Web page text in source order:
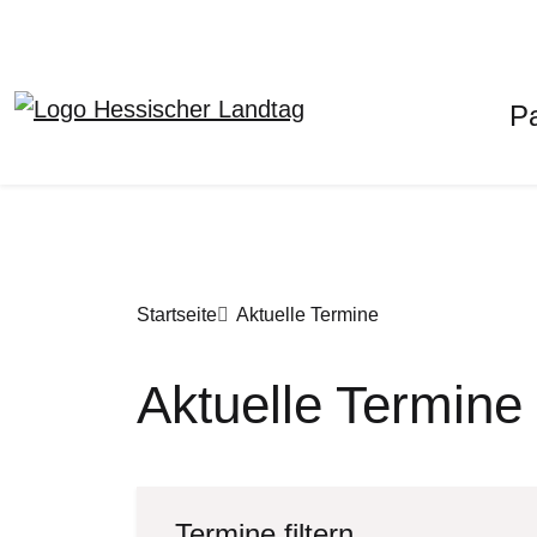
Pfadnavigation
Startseite Aktuelle Termine
Aktuelle Termine